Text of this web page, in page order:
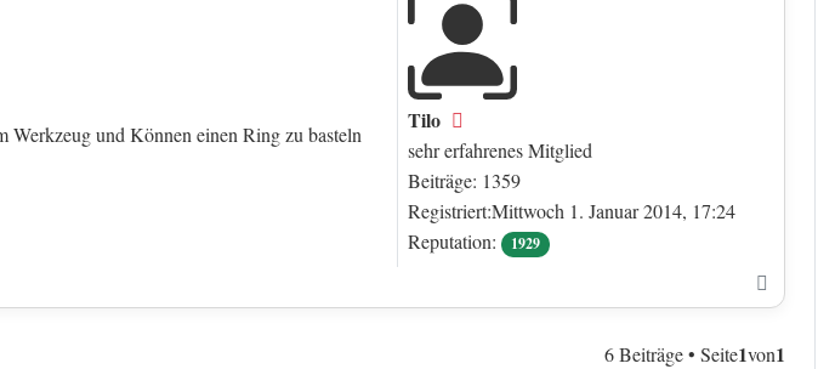
Tilo
sehr erfahrenes Mitglied
Beiträge: 1359
Registriert:Mittwoch 1. Januar 2014, 17:24
Reputation:
1929
Werkzeug und Können einen Ring zu basteln
6 Beiträge • Seite1von1